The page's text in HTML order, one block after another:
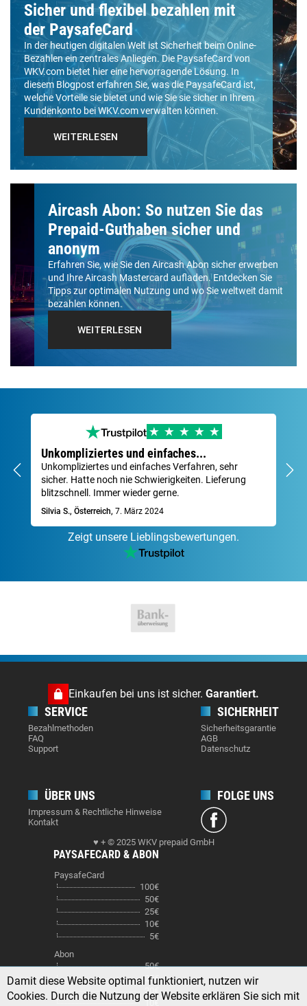
Sicher und flexibel bezahlen mit
der PaysafeCard
In der heutigen digitalen Welt ist Sicherheit beim Online-
Bezahlen ein zentrales Anliegen. Die PaysafeCard von
WKV.com bietet hier eine hervorragende Lösung. In
diesem Blogpost erfahren Sie, was die PaysafeCard ist,
welche Vorteile sie bietet und wie Sie sie sicher in Ihrem
Kundenkonto bei WKV.com verwalten können.
WEITERLESEN
Aircash Abon: So nutzen Sie das
Prepaid-Guthaben sicher und
anonym
Erfahren Sie, wie Sie den Aircash Abon sicher erwerben
und Ihre Aircash Mastercard aufladen. Entdecken Sie
Tipps zur optimalen Nutzung und wo Sie weltweit damit
bezahlen können.
WEITERLESEN
Unkompliziertes und einfaches...
Unkompliziertes und einfaches Verfahren, sehr
sicher. Hatte noch nie Schwierigkeiten. Lieferung
blitzschnell. Immer wieder gerne.
Silvia S., Österreich, 7. März 2024
Zeigt unsere Lieblingsbewertungen.
Einkaufen bei uns ist sicher. Garantiert.
SERVICE
Bezahlmethoden
FAQ
Support
SICHERHEIT
Sicherheitsgarantie
AGB
Datenschutz
ÜBER UNS
Impressum & Rechtliche Hinweise
Kontakt
FOLGE UNS
♥ + © 2025 WKV prepaid GmbH
PAYSAFECARD & ABON
PaysafeCard
100€
50€
25€
10€
5€
Abon
50€
25€
20€
10€
Damit diese Website optimal funktioniert, nutzen wir
Cookies. Durch die Nutzung der Website erklären Sie sich mit